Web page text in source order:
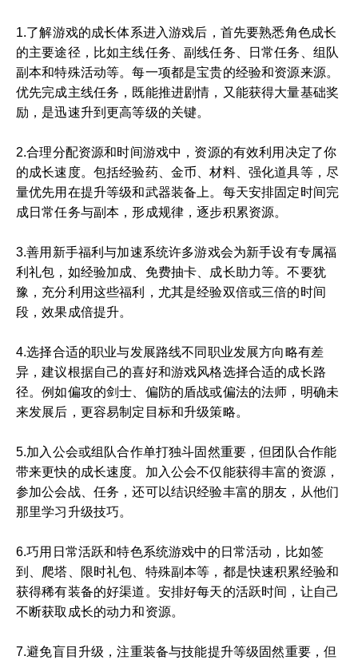
1.了解游戏的成长体系进入游戏后，首先要熟悉角色成长
的主要途径，比如主线任务、副线任务、日常任务、组队
副本和特殊活动等。每一项都是宝贵的经验和资源来源。
优先完成主线任务，既能推进剧情，又能获得大量基础奖
励，是迅速升到更高等级的关键。
2.合理分配资源和时间游戏中，资源的有效利用决定了你
的成长速度。包括经验药、金币、材料、强化道具等，尽
量优先用在提升等级和武器装备上。每天安排固定时间完
成日常任务与副本，形成规律，逐步积累资源。
3.善用新手福利与加速系统许多游戏会为新手设有专属福
利礼包，如经验加成、免费抽卡、成长助力等。不要犹
豫，充分利用这些福利，尤其是经验双倍或三倍的时间
段，效果成倍提升。
4.选择合适的职业与发展路线不同职业发展方向略有差
异，建议根据自己的喜好和游戏风格选择合适的成长路
径。例如偏攻的剑士、偏防的盾战或偏法的法师，明确未
来发展后，更容易制定目标和升级策略。
5.加入公会或组队合作单打独斗固然重要，但团队合作能
带来更快的成长速度。加入公会不仅能获得丰富的资源，
参加公会战、任务，还可以结识经验丰富的朋友，从他们
那里学习升级技巧。
6.巧用日常活跃和特色系统游戏中的日常活动，比如签
到、爬塔、限时礼包、特殊副本等，都是快速积累经验和
获得稀有装备的好渠道。安排好每天的活跃时间，让自己
不断获取成长的动力和资源。
7.避免盲目升级，注重装备与技能提升等级固然重要，但